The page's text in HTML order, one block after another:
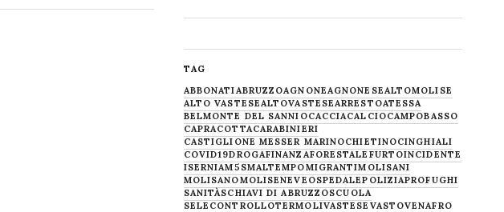
TAG
ABBONATIABRUZZOAGNONEAGNONESEALTOMOLISE
ALTO VASTESEALTOVASTESEARRESTOATESSA
BELMONTE DEL SANNIOCACCIACALCIOCAMPOBASSO
CAPRACOTTACARABINIERI
CASTIGLIONE MESSER MARINOCHIETINOCINGHIALI
COVID19DROGAFINANZAFORESTALE FURTOINCIDENTE
ISERNIAM5SMALTEMPOMIGRANTIMOLISANI
MOLISANOMOLISENEVE OSPEDALEPOLIZIAPROFUGHI
SANITÀSCHIAVI DI ABRUZZOSCUOLA
SELECONTROLLOTERMOLIVASTESE VASTOVENAFRO